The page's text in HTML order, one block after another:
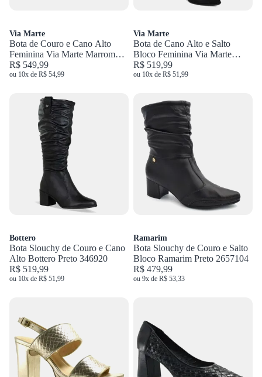
Via Marte
Bota de Couro e Cano Alto
Feminina Via Marte Marrom
079-014-02
R$ 549,99
ou 10x de R$ 54,99
Via Marte
Bota de Cano Alto e Salto
Bloco Feminina Via Marte
Preto 357-006-01
R$ 519,99
ou 10x de R$ 51,99
Bottero
Bota Slouchy de Couro e Cano
Alto Bottero Preto 346920
R$ 519,99
ou 10x de R$ 51,99
Ramarim
Bota Slouchy de Couro e Salto
Bloco Ramarim Preto 2657104
R$ 479,99
ou 9x de R$ 53,33